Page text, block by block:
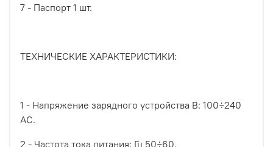
7 - Паспорт 1 шт.
ТЕХНИЧЕСКИЕ ХАРАКТЕРИСТИКИ:
1 - Напряжение зарядного устройства В: 100÷240
АС.
2 - Частота тока питания: Гц 50÷60.